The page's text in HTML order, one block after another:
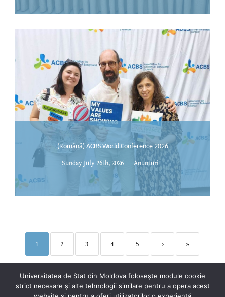
(Română) ACBS World Conference 2026
Sunday July 26th, 2026 Anunturi
1 2 3 4 5 › »
Universitatea de Stat din Moldova folosește module cookie
strict necesare și alte tehnologii similare pentru a opera acest